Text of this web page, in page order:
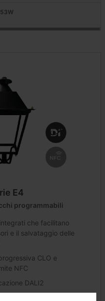
E4
programmabili
che facilitano
e il salvataggio delle
CLO e
NFC
DALI2